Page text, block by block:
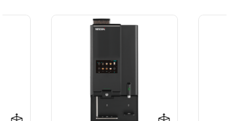
Gebruiks- en
onderhoudsvriendelijk